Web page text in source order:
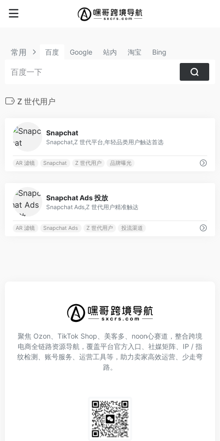
常用 百度 Google 站内 淘宝 Bing
Z 世代用户
Snapchat
Snapchat,Z 世代平台,年轻品类用户触达首选
AR 滤镜 Snapchat Z 世代用户 品牌曝光
Snapchat Ads 投放
Snapchat Ads,Z 世代用户精准触达
AR 滤镜 Snapchat Ads Z 世代用户 投流渠道
聚焦 Ozon、TikTok Shop、美客多、noon心赛道，整合跨境
电商全链路资源导航，覆盖平台官方入口、社媒矩阵、IP / 指
纹检测、账号服务、运营工具等，助力卖家高效运营、少走弯
路。